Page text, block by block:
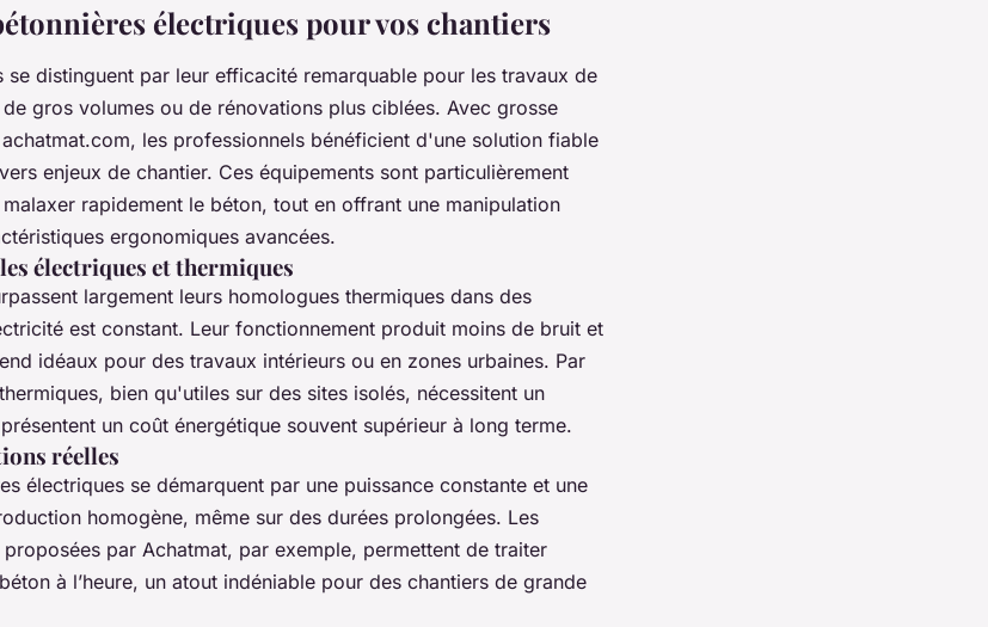
électriques pour vos chantiers
se distinguent par leur efficacité remarquable pour les travaux de
gros volumes ou de rénovations plus ciblées. Avec grosse
les professionnels bénéficient d'une solution fiable
enjeux de chantier. Ces équipements sont particulièrement
rapidement le béton, tout en offrant une manipulation
ergonomiques avancées.
électriques et thermiques
largement leurs homologues thermiques dans des
est constant. Leur fonctionnement produit moins de bruit et
idéaux pour des travaux intérieurs ou en zones urbaines. Par
bien qu'utiles sur des sites isolés, nécessitent un
un coût énergétique souvent supérieur à long terme.
réelles
électriques se démarquent par une puissance constante et une
homogène, même sur des durées prolongées. Les
par Achatmat, par exemple, permettent de traiter
à l’heure, un atout indéniable pour des chantiers de grande